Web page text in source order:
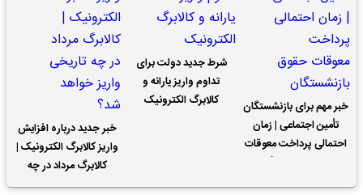
خبر مهم برای بازنشستگان
تأمین اجتماعی | زمان
احتمالی پرداخت معوقات
شرط جدید دولت برای
تداوم واریز یارانه و
کالابرگ الکترونیک
خبر جدید درباره افزایش
واریز کالابرگ الکترونیک |
کالابرگ مرداد در چه
تاریخی واریز خواهد شد؟